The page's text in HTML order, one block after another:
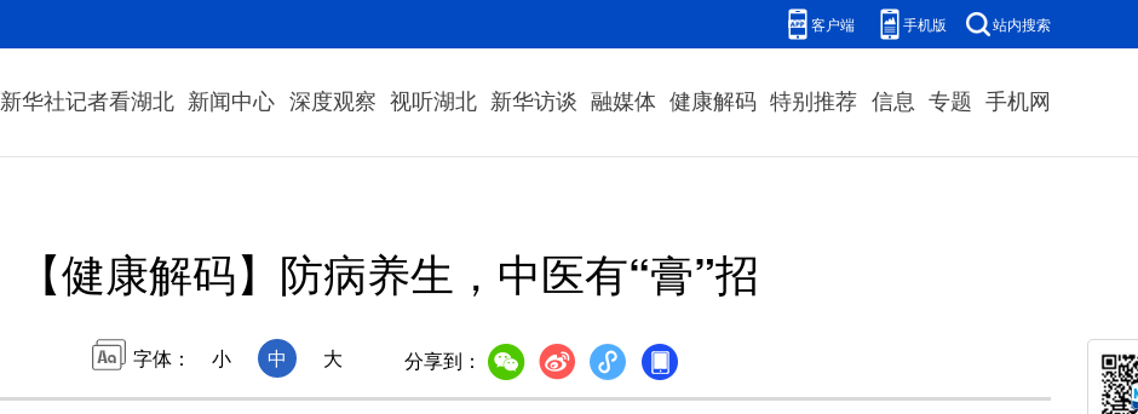
客户端 手机版 站内搜索
新华社记者看湖北 新闻中心 深度观察 视听湖北 新华访谈 融媒体 健康解码 特别推荐 信息 专题 手机网
【健康解码】防病养生，中医有“膏”招
字体： 小 中 大 分享到：